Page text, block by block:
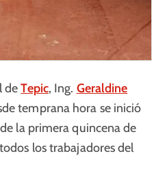
deTepic, Ing. Geraldine
temprana hora se inició
la primera quincena de
los trabajadores del